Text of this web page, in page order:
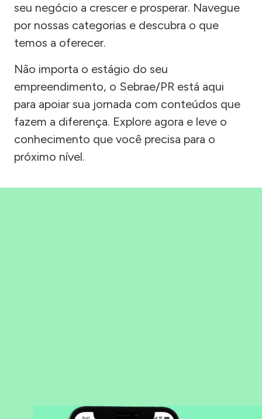
seu negócio a crescer e prosperar. Navegue
por nossas categorias e descubra o que
temos a oferecer.
Não importa o estágio do seu
empreendimento, o Sebrae/PR está aqui
para apoiar sua jornada com conteúdos que
fazem a diferença. Explore agora e leve o
conhecimento que você precisa para o
próximo nível.